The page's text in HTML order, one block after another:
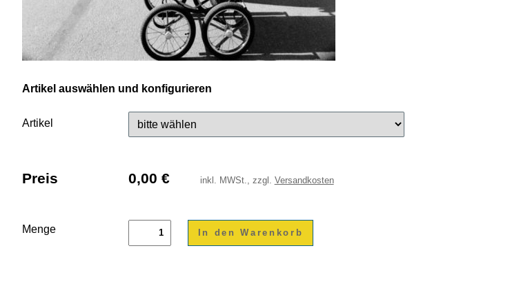
Artikel auswählen und konfigurieren
Artikel
Preis 0,00 € inkl. MWSt., zzgl. Versandkosten
Menge